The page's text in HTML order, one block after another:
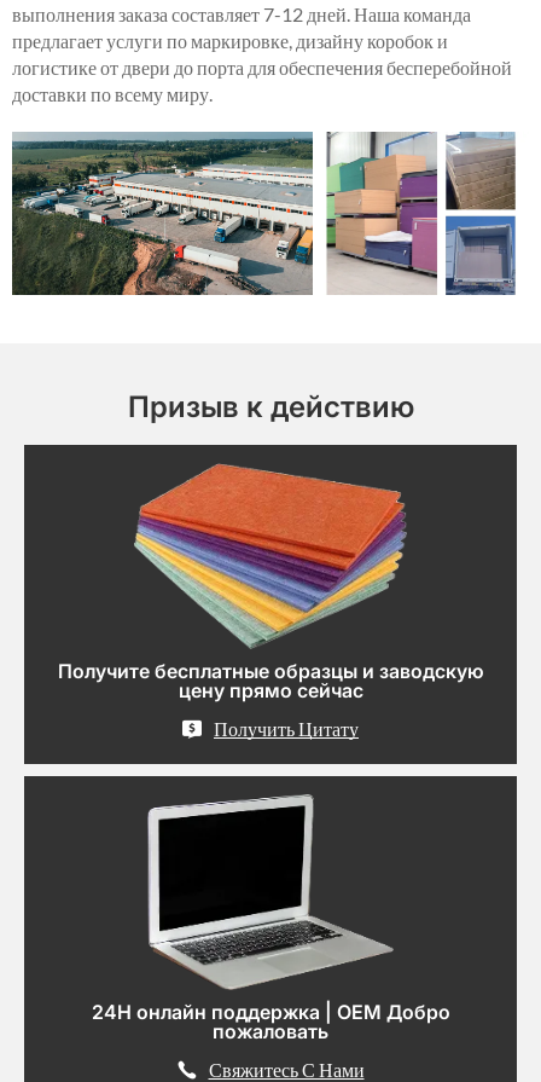
выполнения заказа составляет 7-12 дней. Наша команда
предлагает услуги по маркировке, дизайну коробок и
логистике от двери до порта для обеспечения бесперебойной
доставки по всему миру.
Призыв к действию
Получите бесплатные образцы и заводскую
цену прямо сейчас
Получить Цитату
24H онлайн поддержка | OEM Добро
пожаловать
Свяжитесь С Нами